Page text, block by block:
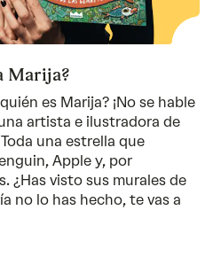
Marija?
es Marija? ¡No se hable
artista e ilustradora de
una estrella que
Apple y, por
¿Has visto sus murales de
no lo has hecho, te vas a